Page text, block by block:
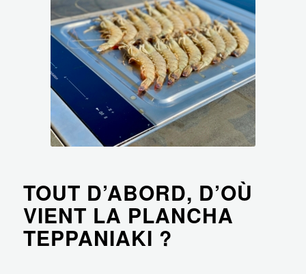
TOUT D’ABORD, D’OÙ
VIENT LA PLANCHA
TEPPANIAKI ?